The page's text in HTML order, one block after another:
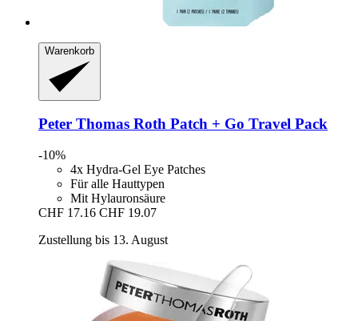
Warenkorb
Peter Thomas Roth Patch + Go Travel Pack
-10%
4x Hydra-Gel Eye Patches
Für alle Hauttypen
Mit Hylauronsäure
CHF 17.16 CHF 19.07
Zustellung bis 13. August